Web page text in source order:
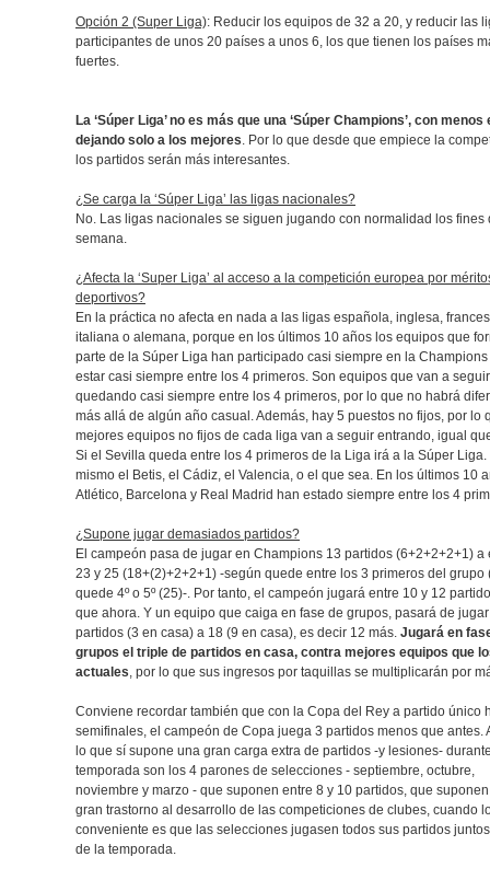
Opción 2 (Super Liga): Reducir los equipos de 32 a 20, y reducir las
participantes de unos 20 países a unos 6, los que tienen los países
fuertes.
La ‘Súper Liga’ no es más que una ‘Súper Champions’, con menos
dejando solo a los mejores. Por lo que desde que empiece la
los partidos serán más interesantes.
¿Se carga la ‘Súper Liga’ las ligas nacionales?
No. Las ligas nacionales se siguen jugando con normalidad los fines
semana.
¿Afecta la ‘Super Liga’ al acceso a la competición europea por
deportivos?
En la práctica no afecta en nada a las ligas española, inglesa,
italiana o alemana, porque en los últimos 10 años los equipos que
parte de la Súper Liga han participado casi siempre en la
estar casi siempre entre los 4 primeros. Son equipos que van a seguir
quedando casi siempre entre los 4 primeros, por lo que no habrá
más allá de algún año casual. Además, hay 5 puestos no fijos, por lo
mejores equipos no fijos de cada liga van a seguir entrando, igual
Si el Sevilla queda entre los 4 primeros de la Liga irá a la Súper Liga.
mismo el Betis, el Cádiz, el Valencia, o el que sea. En los últimos 10
Atlético, Barcelona y Real Madrid han estado siempre entre los 4
¿Supone jugar demasiados partidos?
El campeón pasa de jugar en Champions 13 partidos (6+2+2+2+1) a
23 y 25 (18+(2)+2+2+1) -según quede entre los 3 primeros del grupo
quede 4º o 5º (25)-. Por tanto, el campeón jugará entre 10 y 12
que ahora. Y un equipo que caiga en fase de grupos, pasará de
partidos (3 en casa) a 18 (9 en casa), es decir 12 más. Jugará en
grupos el triple de partidos en casa, contra mejores equipos que
actuales, por lo que sus ingresos por taquillas se multiplicarán por
Conviene recordar también que con la Copa del Rey a partido único
semifinales, el campeón de Copa juega 3 partidos menos que antes.
lo que sí supone una gran carga extra de partidos -y lesiones-
temporada son los 4 parones de selecciones - septiembre, octubre,
noviembre y marzo - que suponen entre 8 y 10 partidos, que
gran trastorno al desarrollo de las competiciones de clubes, cuando
conveniente es que las selecciones jugasen todos sus partidos
de la temporada.